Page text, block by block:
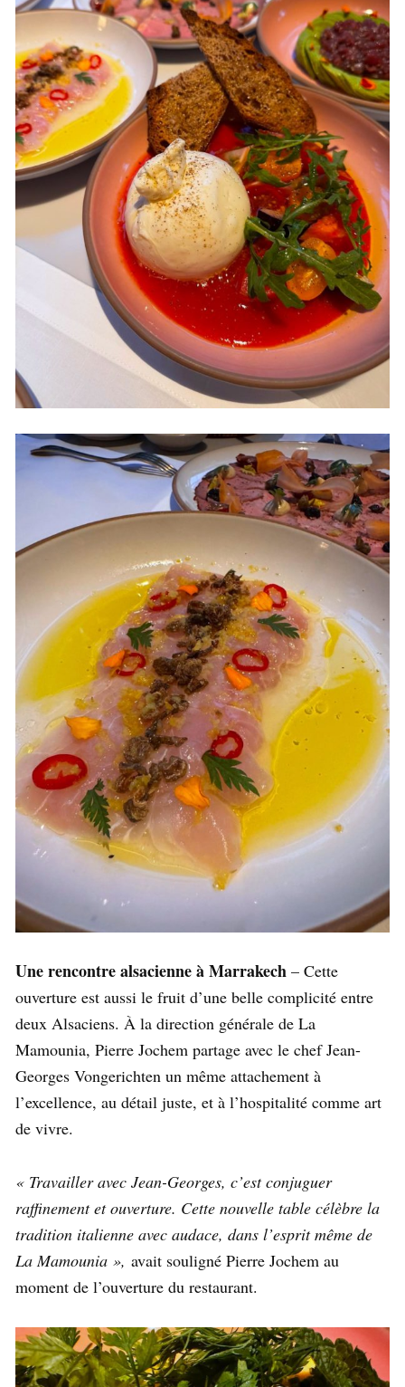
Une rencontre alsacienne à Marrakech – Cette
ouverture est aussi le fruit d’une belle complicité entre
deux Alsaciens. À la direction générale de La
Mamounia, Pierre Jochem partage avec le chef Jean-
Georges Vongerichten un même attachement à
l’excellence, au détail juste, et à l’hospitalité comme art
de vivre.
« Travailler avec Jean-Georges, c’est conjuguer
raffinement et ouverture. Cette nouvelle table célèbre la
tradition italienne avec audace, dans l’esprit même de
La Mamounia », avait souligné Pierre Jochem au
moment de l’ouverture du restaurant.